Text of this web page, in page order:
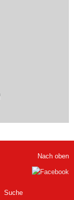
Nach oben
Suche